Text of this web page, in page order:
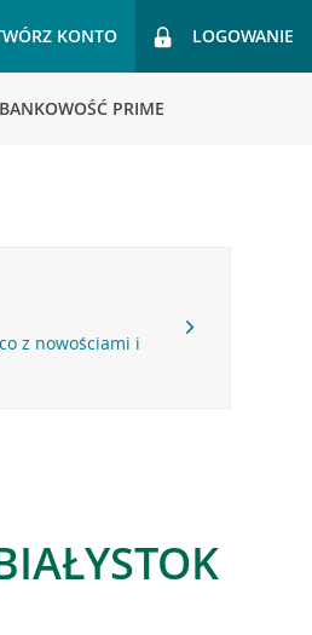
KONTO LOGOWANIE
BANKOWOŚĆ PRIME
z nowościami i